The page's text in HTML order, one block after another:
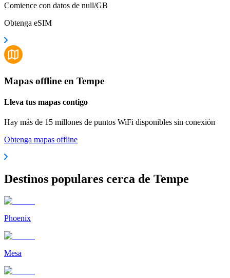
Comience con datos de null/GB
Obtenga eSIM
Mapas offline en Tempe
Lleva tus mapas contigo
Hay más de 15 millones de puntos WiFi disponibles sin conexión
Obtenga mapas offline
Destinos populares cerca de Tempe
Phoenix
Mesa